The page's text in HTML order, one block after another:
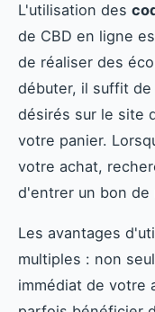
L'utilisation des
de CBD en ligne
de réaliser des
débuter, il suffit
désirés sur le site
votre panier.
votre achat,
d'entrer un bon de
Les avantages
multiples : non
immédiat de votre